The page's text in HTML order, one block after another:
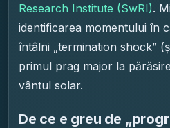
Research Institute (SwRI).
identificarea momentului în
întâlni „termination shock”
primul prag major la
vântul solar.
De ce e greu de